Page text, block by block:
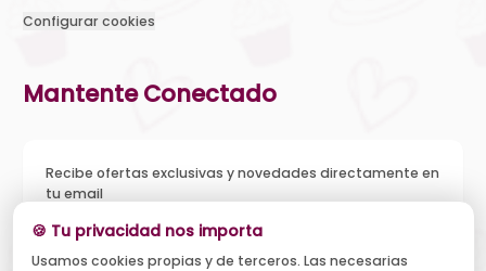
Configurar cookies
Mantente Conectado
Recibe ofertas exclusivas y novedades directamente en
tu email
🍪 Tu privacidad nos importa
Usamos cookies propias y de terceros. Las necesarias